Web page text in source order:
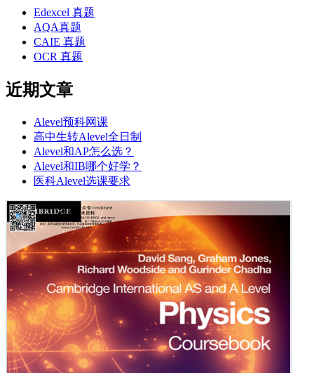
Edexcel 真题
AQA真题
CAIE 真题
OCR 真题
近期文章
Alevel预科网课
高中生转Alevel全日制
Alevel和AP怎么选？
Alevel和IB哪个好学？
医科Alevel选课要求